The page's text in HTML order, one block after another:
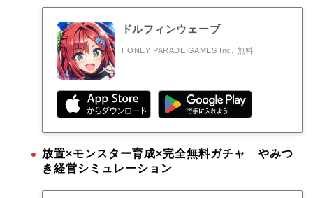
ドルフィンウェーブ
HONEY PARADE GAMES Inc. 無料
放置×モンスター育成×完全無料ガチャ やみつ
き経営シミュレーション